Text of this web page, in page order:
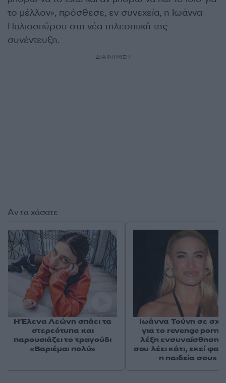
το μέλλον», πρόσθεσε, εν συνεχεία, η Ιωάννα
Παλιοσπύρου στη νέα τηλεοπτική της
συνέντευξη.
ΔΙΑΦΗΜΙΣΗ
Αν τα χάσατε
Η Έλενα Λεώνη σπάει τα
στερεότυπα και
παρουσιάζει το τραγούδι
«Βαριέμαι πολύ»
Ιωάννα Τούνη σε
για το revenge porn:
λέξη ενσυναίσθηση
σου λέει κάτι, εκεί
η παιδεία σου»